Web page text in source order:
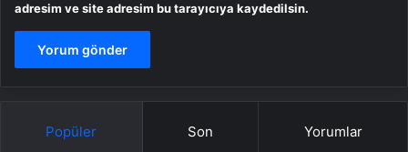
adresim ve site adresim bu tarayıcıya kaydedilsin.
Popüler Son Yorumlar